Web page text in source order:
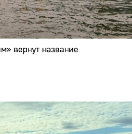
вернут название